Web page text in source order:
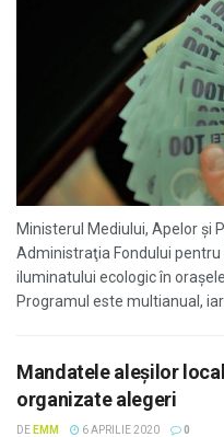
Ministerul Mediului, Apelor şi
Administraţia Fondului
iluminatului ecologic în
Programul este multianual,
Mandatele aleşilor
organizate alegeri
DE EMM 6 APRILIE 2020 0